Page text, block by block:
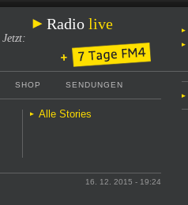
Radio live
Jetzt:
SHOP SENDUNGEN
Alle Stories
16. 12. 2015 - 19:24